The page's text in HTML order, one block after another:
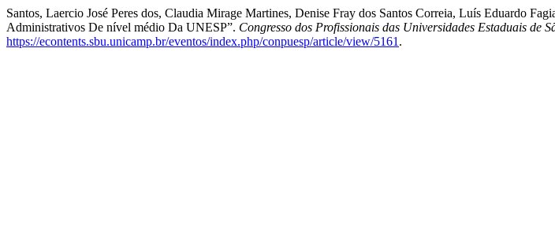
Santos, Laercio José Peres dos, Claudia Mirage Martines, Denise Fray dos Santos Correia, Luís Eduardo
Administrativos De nível médio Da UNESP”. Congresso dos Profissionais das Universidades Estaduais de
https://econtents.sbu.unicamp.br/eventos/index.php/conpuesp/article/view/5161 .